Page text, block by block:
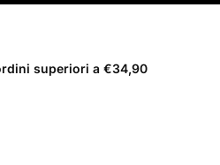
superiori a €34,90